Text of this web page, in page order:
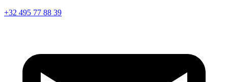
+32 495 77 88 39